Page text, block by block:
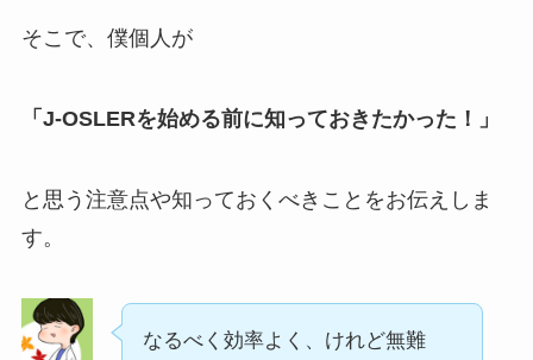
そこで、僕個人が
「J-OSLERを始める前に知っておきたかった！」
と思う注意点や知っておくべきことをお伝えしま
す。
なるべく効率よく、けれど無難